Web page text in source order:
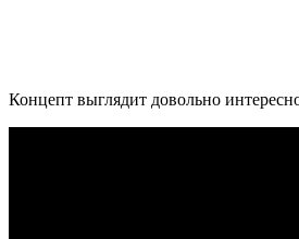
Концепт выглядит довольно